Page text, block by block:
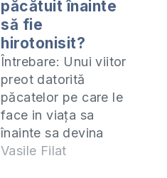
păcătuit înainte
să fie
hirotonisit?
Întrebare: Unui viitor
preot datorită
păcatelor pe care le
face in viaţa sa
înainte sa devina
preot poate sa ii
Vasile Filat